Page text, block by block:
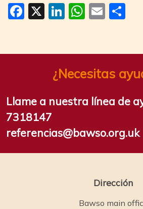
Facebook
X LinkedIn
Email
¿Necesitas
Llame a nuestra línea de
7318147
referencias@bawso.org.uk
Dirección
Bawso main